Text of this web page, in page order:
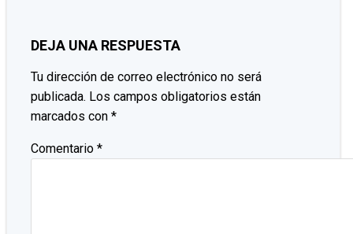
DEJA UNA RESPUESTA
Tu dirección de correo electrónico no será
publicada. Los campos obligatorios están
marcados con *
Comentario *